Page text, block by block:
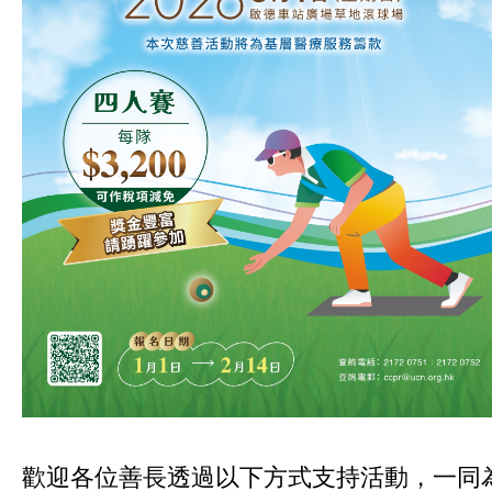
歡迎各位善長透過以下方式支持活動，一同